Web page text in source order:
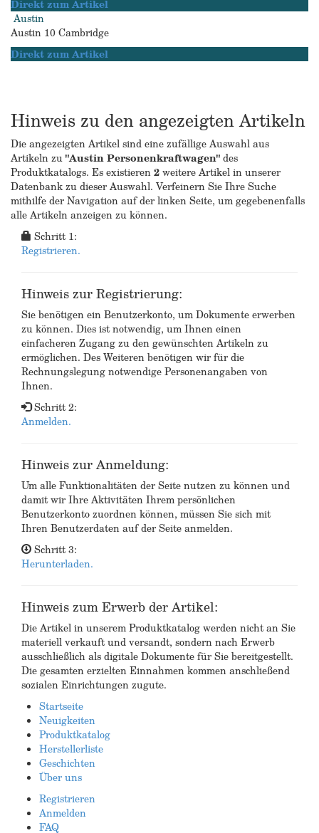
Direkt zum Artikel
Austin
Austin 10 Cambridge
Direkt zum Artikel
Hinweis zu den angezeigten Artikeln
Die angezeigten Artikel sind eine zufällige Auswahl aus
Artikeln zu"Austin Personenkraftwagen"des
Produktkatalogs. Es existieren2weitere Artikel in unserer
Datenbank zu dieser Auswahl. Verfeinern Sie Ihre Suche
mithilfe der Navigation auf der linken Seite, um gegebenenfalls
alle Artikeln anzeigen zu können.
Schritt 1:
Registrieren.
Hinweis zur Registrierung:
Sie benötigen ein Benutzerkonto, um Dokumente erwerben
zu können. Dies ist notwendig, um Ihnen einen
einfacheren Zugang zu den gewünschten Artikeln zu
ermöglichen. Des Weiteren benötigen wir für die
Rechnungslegung notwendige Personenangaben von
Ihnen.
Schritt 2:
Anmelden.
Hinweis zur Anmeldung:
Um alle Funktionalitäten der Seite nutzen zu können und
damit wir Ihre Aktivitäten Ihrem persönlichen
Benutzerkonto zuordnen können, müssen Sie sich mit
Ihren Benutzerdaten auf der Seite anmelden.
Schritt 3:
Herunterladen.
Hinweis zum Erwerb der Artikel:
Die Artikel in unserem Produktkatalog werden nicht an Sie
materiell verkauft und versandt, sondern nach Erwerb
ausschließlich als digitale Dokumente für Sie bereitgestellt.
Die gesamten erzielten Einnahmen kommen anschließend
sozialen Einrichtungen zugute.
Startseite
Neuigkeiten
Produktkatalog
Herstellerliste
Geschichten
Über uns
Registrieren
Anmelden
FAQ